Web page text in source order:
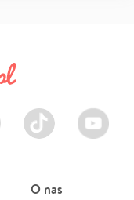
TikTok Youtube
O nas